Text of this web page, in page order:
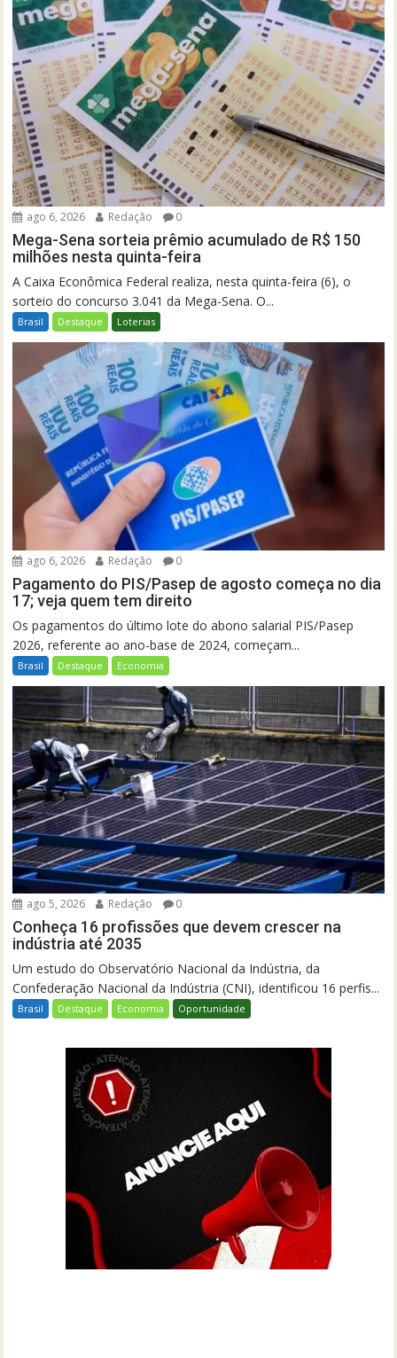
ago 6, 2026 Redação 0
Mega-Sena sorteia prêmio acumulado de R$ 150
milhões nesta quinta-feira
A Caixa Econômica Federal realiza, nesta quinta-feira (6), o
sorteio do concurso 3.041 da Mega-Sena. O...
Brasil Destaque Loterias
ago 6, 2026 Redação 0
Pagamento do PIS/Pasep de agosto começa no dia
17; veja quem tem direito
Os pagamentos do último lote do abono salarial PIS/Pasep
2026, referente ao ano-base de 2024, começam...
Brasil Destaque Economia
ago 5, 2026 Redação 0
Conheça 16 profissões que devem crescer na
indústria até 2035
Um estudo do Observatório Nacional da Indústria, da
Confederação Nacional da Indústria (CNI), identificou 16 perfis...
Brasil Destaque Economia Oportunidade